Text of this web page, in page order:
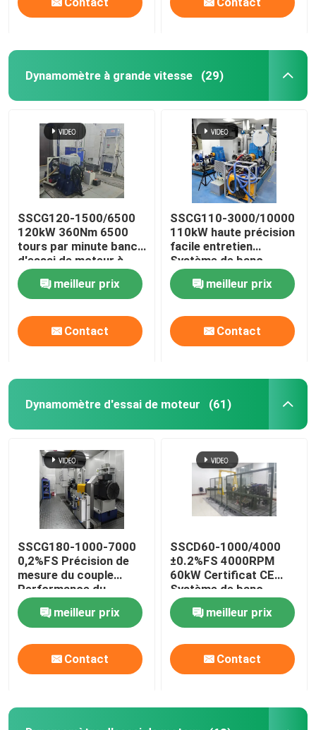
À la maison
À propos de nous
Visite de l'usine
Contrôle qualité
Contactez-nous
Nouvelles
Dynamomètre de couple
Dynamomètre à grande vitesse (29)
SSCG120-1500/6500
120kW 360Nm 6500
tours par minute banc
d'essai de moteur à
essence refroidi à l'air
meilleur prix
Contact
SSCG110-3000/10000
110kW haute précision
facile entretien
Système de banc
d'essai de
dynamomètre
électrique pour tester
les performances du
moteur
meilleur prix
Contact
Dynamomètre d'essai de moteur (61)
SSCG180-1000-7000
0,2%FS Précision de
mesure du couple
Performance du
moteur à essence banc
d'essai dynamomètre
électrique
meilleur prix
Contact
SSCD60-1000/4000
±0.2%FS 4000RPM
60kW Certificat CE
Système de banc
d'essai électrique
dynamomètre de haute
précision pour moteur
diesel
meilleur prix
Contact